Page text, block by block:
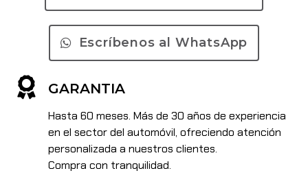
Escríbenos al WhatsApp
GARANTIA
Hasta 60 meses. Más de 30 años de experiencia
en el sector del automóvil, ofreciendo atención
personalizada a nuestros clientes.
Compra con tranquilidad.